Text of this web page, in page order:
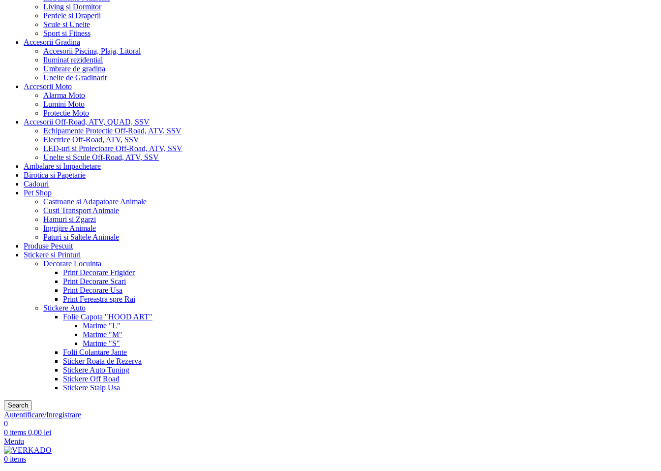
Living si Dormitor
Perdele si Draperii
Scule si Unelte
Sport si Fitness
Accesorii Gradina
Accesorii Piscina, Plaja, Litoral
Iluminat rezidential
Umbrare de gradina
Unelte de Gradinarit
Accesorii Moto
Alarma Moto
Lumini Moto
Protectie Moto
Accesorii Off-Road, ATV, QUAD, SSV
Echipamente Protectie Off-Road, ATV, SSV
Electrice Off-Road, ATV, SSV
LED-uri si Proiectoare Off-Road, ATV, SSV
Unelte si Scule Off-Road, ATV, SSV
Ambalare si Impachetare
Birotica si Papetarie
Cadouri
Pet Shop
Castroane si Adapatoare Animale
Custi Transport Animale
Hamuri si Zgarzi
Ingrijire Animale
Paturi si Saltele Animale
Produse Pescuit
Stickere si Printuri
Decorare Locuinta
Print Decorare Frigider
Print Decorare Scari
Print Decorare Usa
Print Fereastra spre Rai
Stickere Auto
Folie Capota "HOOD ART"
Marime "L"
Marime "M"
Marime "S"
Folii Colantare Jante
Sticker Roata de Rezerva
Stickere Auto Tuning
Stickere Off Road
Stickere Stalp Usa
Search
Autentificare/Inregistrare
0
0 items 0,00 lei
Meniu
0 items